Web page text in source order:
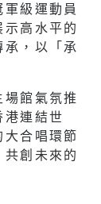
級運動員
高水平的
，以「承
館氣氛推
港連結世
合唱環節
創未來的